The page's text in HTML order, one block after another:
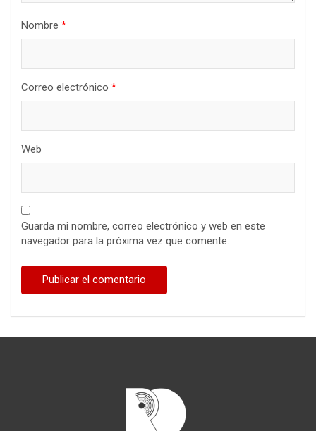
Nombre *
Correo electrónico *
Web
Guarda mi nombre, correo electrónico y web en este
navegador para la próxima vez que comente.